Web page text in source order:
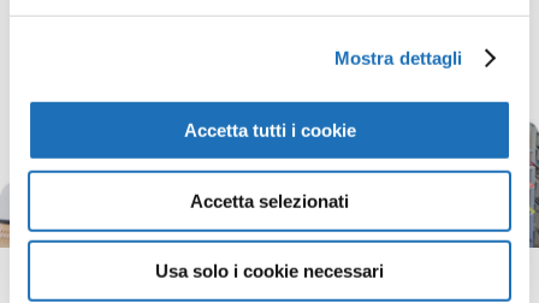
Mostra dettagli
Accetta tutti i cookie
Accetta selezionati
Usa solo i cookie necessari